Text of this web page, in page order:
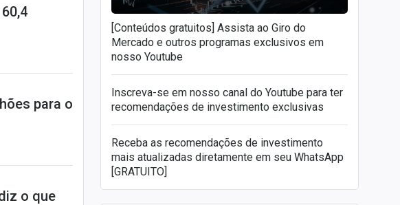
para o
o que
[Conteúdos gratuitos] Assista ao Giro do
Mercado e outros programas exclusivos em
nosso Youtube
Inscreva-se em nosso canal do Youtube para ter
recomendações de investimento exclusivas
Receba as recomendações de investimento
mais atualizadas diretamente em seu WhatsApp
[GRATUITO]